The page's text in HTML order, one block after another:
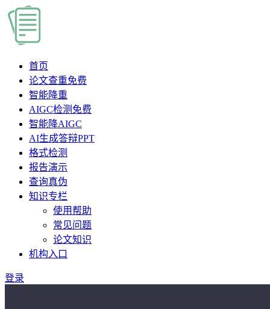
首页
论文查重免费
智能降重
AIGC检测 免费
智能降AIGC
AI生成答辩PPT
格式检测
报告演示
查询真伪
知识专栏
使用帮助
常见问题
论文知识
机构入口
登录